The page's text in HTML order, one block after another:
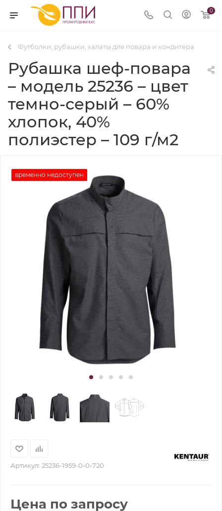
0
Футболки, рубашки, халаты для повара и кондитера
Рубашка шеф-повара
– модель 25236 – цвет
темно-серый – 60%
хлопок, 40%
полиэстер – 109 г/м2
временно недоступен
Артикул: 25236-1959-0-0-720
Цена по запросу